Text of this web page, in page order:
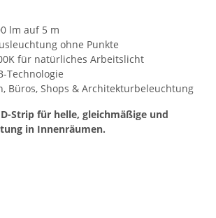
lm auf 5 m
ohne Punkte
für natürliches Arbeitslicht
Technologie
Büros, Shops & Architekturbeleuchtung
Strip für helle, gleichmäßige und
in Innenräumen.